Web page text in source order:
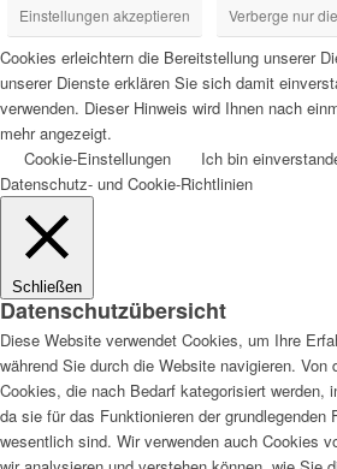
Einstellungen akzeptieren Verberge nur
Cookies erleichtern die Bereitstellung unserer
unserer Dienste erklären Sie sich damit
verwenden. Dieser Hinweis wird Ihnen nach
mehr angezeigt.
Cookie-Einstellungen
Ich bin
Datenschutz- und Cookie-Richtlinien
Schließen
Datenschutzübersicht
Diese Website verwendet Cookies, um Ihre
während Sie durch die Website navigieren. Von
Cookies, die nach Bedarf kategorisiert werden,
da sie für das Funktionieren der grundlegenden
wesentlich sind. Wir verwenden auch Cookies